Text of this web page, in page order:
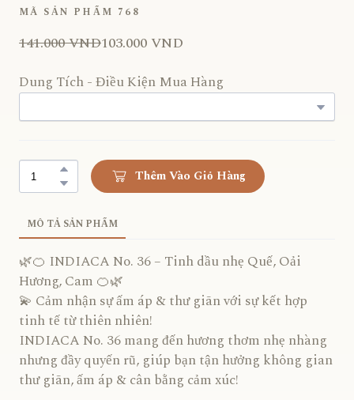
MÃ SẢN PHẨM 768
141.000 VND103.000 VND
Dung Tích - Điều Kiện Mua Hàng
Thêm Vào Giỏ Hàng
MÔ TẢ SẢN PHẨM
🌿🍊 INDIACA No. 36 – Tinh dầu nhẹ Quế, Oải
Hương, Cam 🍊🌿
💫 Cảm nhận sự ấm áp & thư giãn với sự kết hợp
tinh tế từ thiên nhiên!
INDIACA No. 36 mang đến hương thơm nhẹ nhàng
nhưng đầy quyến rũ, giúp bạn tận hưởng không gian
thư giãn, ấm áp & cân bằng cảm xúc!